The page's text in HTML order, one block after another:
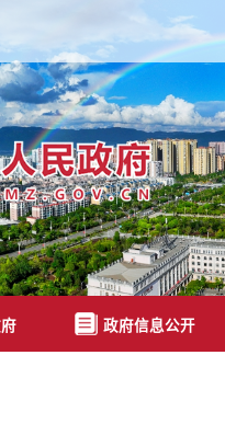
政府信息公开